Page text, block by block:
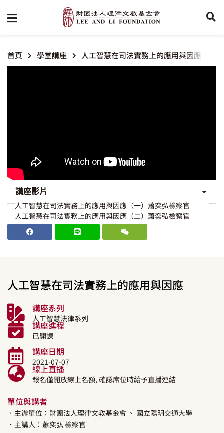
首頁 學堂講座 人工智慧在司法實務上的應用與因應
講座影片
人工智慧在司法實務上的應用與因應（一）蕭奕弘檢察官
人工智慧在司法實務上的應用與因應（二）蕭奕弘檢察官
人工智慧在司法實務上的應用與因應
講座系列
人工智慧法律系列
講座進程
已開課
講座日期
2021-07-07
線上直播
報名僅開放線上名額, 確認席位時給予直播連結
單位與講者
．主辦單位：財團法人理律文教基金會 、 國立陽明交通大學
．主講人： 蕭奕弘 檢察官